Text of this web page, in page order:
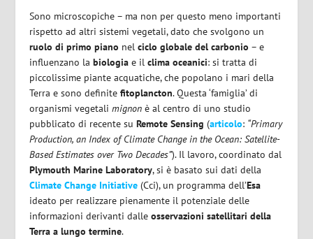
Sono microscopiche – ma non per questo meno importanti
rispetto ad altri sistemi vegetali, dato che svolgono un
ruolo di primo piano nelciclo globale del carbonio – e
influenzano labiologia e ilclima oceanici: si tratta di
piccolissime piante acquatiche, che popolano i mari della
Terra e sono definitefitoplancton. Questa ‘famiglia’ di
organismi vegetalimignon è al centro di uno studio
pubblicato di recente suRemote Sensing (articolo: “Primary
Production, an Index of Climate Change in the Ocean: Satellite-
Based Estimates over Two Decades”). Il lavoro, coordinato dal
Plymouth Marine Laboratory, si è basato sui dati della
Climate Change Initiative (Cci), un programma dell’Esa
ideato per realizzare pienamente il potenziale delle
informazioni derivanti dalle osservazioni satellitari della
Terra a lungo termine.